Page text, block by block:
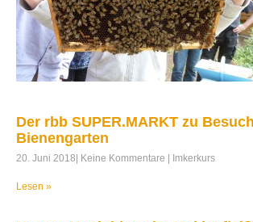
Der rbb SUPER.MARKT zu
Bienengarten
20. Juni 2018 Keine Kommentare Imkerkurs
Lesen »